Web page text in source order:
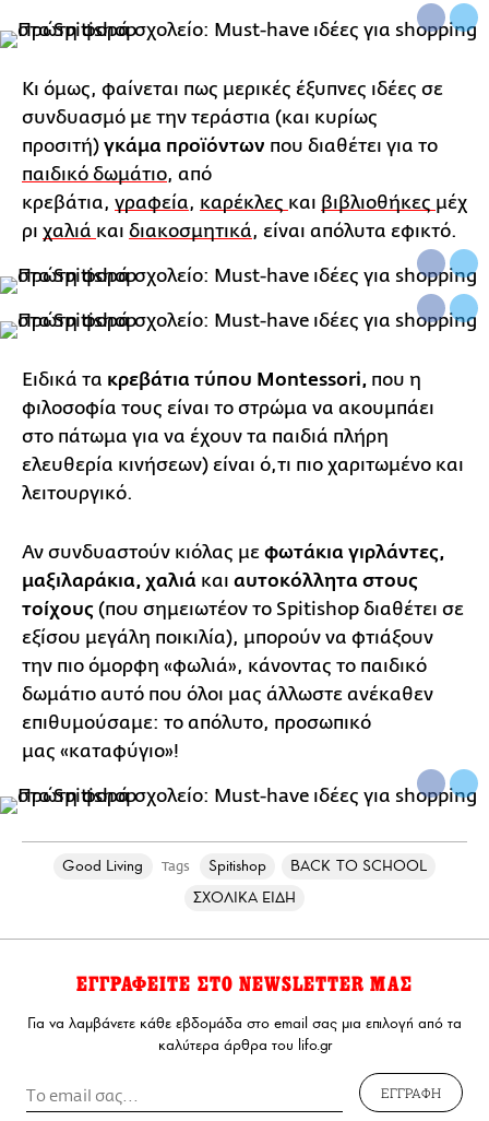
Κι όμως, φαίνεται πως μερικές έξυπνες ιδέες σε
συνδυασμό με την τεράστια (και κυρίως
προσιτή) γκάμα προϊόντων που διαθέτει για το
παιδικό δωμάτιο, από
κρεβάτια, γραφεία, καρέκλες και βιβλιοθήκες μέχ
ρι χαλιά και διακοσμητικά, είναι απόλυτα εφικτό.
Ειδικά τα κρεβάτια τύπου Montessori, που η
φιλοσοφία τους είναι το στρώμα να ακουμπάει
στο πάτωμα για να έχουν τα παιδιά πλήρη
ελευθερία κινήσεων) είναι ό,τι πιο χαριτωμένο και
λειτουργικό.
Αν συνδυαστούν κιόλας με φωτάκια γιρλάντες,
μαξιλαράκια, χαλιά και αυτοκόλλητα στους
τοίχους (που σημειωτέον το Spitishop διαθέτει σε
εξίσου μεγάλη ποικιλία), μπορούν να φτιάξουν
την πιο όμορφη «φωλιά», κάνοντας το παιδικό
δωμάτιο αυτό που όλοι μας άλλωστε ανέκαθεν
επιθυμούσαμε: το απόλυτο, προσωπικό
μας «καταφύγιο»!
Good Living Tags Spitishop
BACK TO SCHOOL
ΣΧΟΛΙΚΑ ΕΙΔΗ
ΕΓΓΡΑΦΕΙΤΕ ΣΤΟ NEWSLETTER ΜΑΣ
Για να λαμβάνετε κάθε εβδομάδα στο email σας μια επιλογή από τα
καλύτερα άρθρα του lifo.gr
ΕΓΓΡΑΦΗ